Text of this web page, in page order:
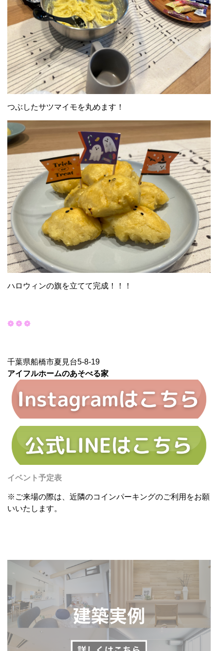
つぶしたサツマイモを丸めます！
ハロウィンの旗を立てて完成！！！
❁ ❁ ❁
千葉県船橋市夏見台5-8-19
アイフルホームのあそべる家
イベント予定表
※ご来場の際は、近隣のコインパーキングのご利用をお願
いいたします。